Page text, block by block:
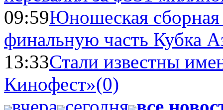
09:59Юношеская
финальную часть Кубка
13:33Стали известны
Кинофест»(0)